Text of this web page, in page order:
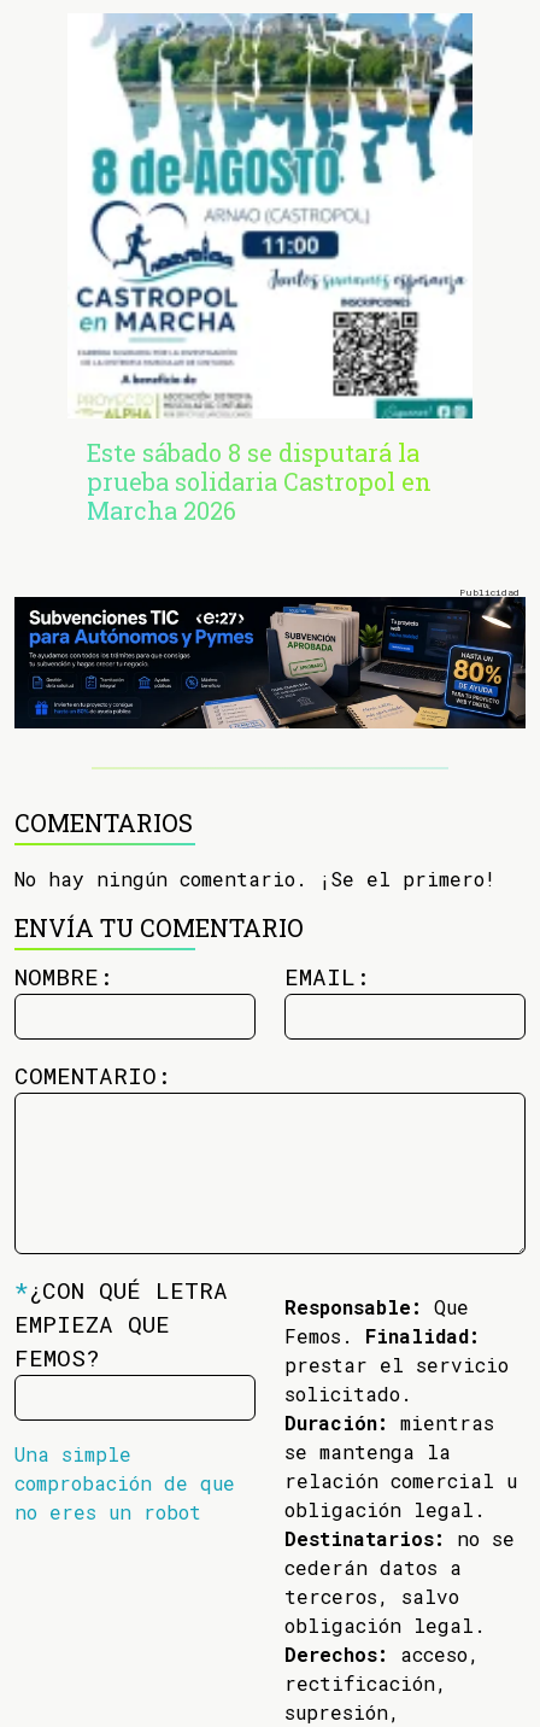
Este sábado 8 se disputará la
prueba solidaria Castropol en
Marcha 2026
COMENTARIOS
No hay ningún comentario. ¡Se el primero!
ENVÍA TU COMENTARIO
NOMBRE: EMAIL:
COMENTARIO:
*¿CON QUÉ LETRA
EMPIEZA QUE
FEMOS?
Una simple
comprobación de que
no eres un robot
Responsable:
Que
Femos. Finalidad:
prestar el servicio
solicitado.
Duración:
mientras
se mantenga la
relación comercial u
obligación legal.
Destinatarios:
no se
cederán datos a
terceros, salvo
obligación legal.
Derechos:
acceso,
rectificación,
supresión,